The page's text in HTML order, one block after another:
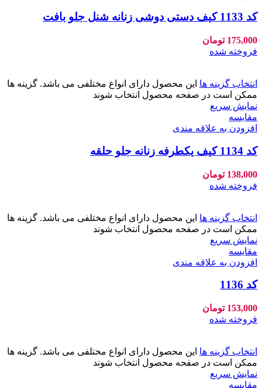
کد 1133 کیف دستی دوشی زنانه شنل جلو بافت
175,000 تومان
فروخته شده
انتخاب گزینه ها این محصول دارای انواع مختلفی می باشد. گزینه ها
ممکن است در صفحه محصول انتخاب شوند
نمایش سریع
مقايسه
افزودن به علاقه مندی
کد 1134 کیف یکطرفه زنانه جلو حلقه
138,000 تومان
فروخته شده
انتخاب گزینه ها این محصول دارای انواع مختلفی می باشد. گزینه ها
ممکن است در صفحه محصول انتخاب شوند
نمایش سریع
مقايسه
افزودن به علاقه مندی
کد 1136
153,000 تومان
فروخته شده
انتخاب گزینه ها این محصول دارای انواع مختلفی می باشد. گزینه ها
ممکن است در صفحه محصول انتخاب شوند
نمایش سریع
مقايسه